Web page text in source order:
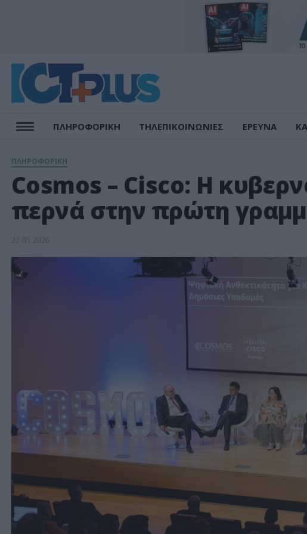
ΠΛΗΡΟΦΟΡΙΚΗ ΤΗΛΕΠΙΚΟΙΝΩΝΙΕΣ ΕΡΕΥΝΑ
ΠΛΗΡΟΦΟΡΙΚΗ
Cosmos – Cisco: Η
περνά στην πρώτη
22.05.2026